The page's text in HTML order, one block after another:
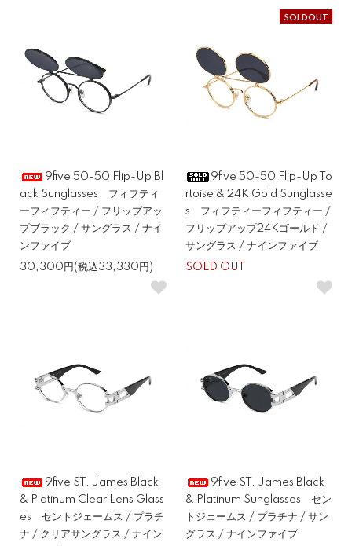
9five 50-50 Flip-Up Bl
ack Sunglasses フィフティ
ーフィフティー / フリップアッ
プブラック / サングラス / ナイ
ンファイブ
30,300円(税込33,330円)
SOLDOUT
9five 50-50 Flip-Up To
rtoise & 24K Gold Sunglasse
s フィフティーフィフティー /
フリップアップ24Kゴールド /
サングラス / ナインファイブ
SOLD OUT
9five ST. James Black
& Platinum Clear Lens Glass
es セントジェームス / プラチ
ナ / クリアサングラス / ナイン
9five ST. James Black
& Platinum Sunglasses セン
トジェームス / プラチナ / サン
グラス / ナインファイブ